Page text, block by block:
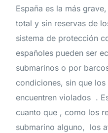
España es la más
total y sin reservas de
sistema de protección
españoles pueden ser
submarinos o por
condiciones, sin que
encuentren violados .
cuanto que , como los
submarino alguno, los